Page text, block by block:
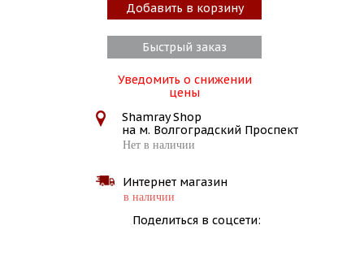
Добавить в корзину
Быстрый заказ
Уведомить о снижении
цены
Shamray Shop
на м. Волгоградский Проспект
Нет в наличии
Интернет магазин
в наличии
Поделиться в соцсети: